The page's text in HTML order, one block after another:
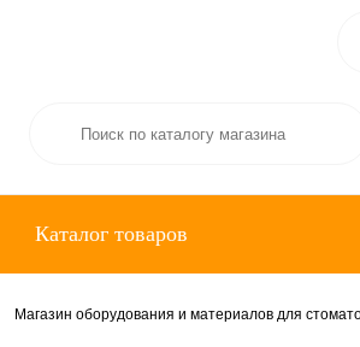
Каталог товаров
Магазин оборудования и материалов для